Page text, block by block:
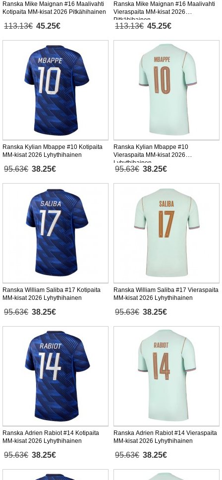
Ranska Mike Maignan #16 Maalivahti
Kotipaita MM-kisat 2026 Pitkähihainen
113.13€ 45.25€
Ranska Mike Maignan #16 Maalivahti
Vieraspaita MM-kisat 2026
Pitkähihainen
113.13€ 45.25€
Ranska Kylian Mbappe #10 Kotipaita
MM-kisat 2026 Lyhythihainen
95.63€ 38.25€
Ranska Kylian Mbappe #10
Vieraspaita MM-kisat 2026
Lyhythihainen
95.63€ 38.25€
Ranska William Saliba #17 Kotipaita
MM-kisat 2026 Lyhythihainen
95.63€ 38.25€
Ranska William Saliba #17 Vieraspaita
MM-kisat 2026 Lyhythihainen
95.63€ 38.25€
Ranska Adrien Rabiot #14 Kotipaita
MM-kisat 2026 Lyhythihainen
95.63€ 38.25€
Ranska Adrien Rabiot #14 Vieraspaita
MM-kisat 2026 Lyhythihainen
95.63€ 38.25€